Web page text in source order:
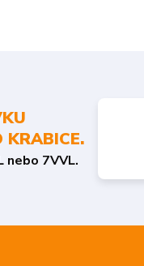
KRABICE.
nebo 7VVL.